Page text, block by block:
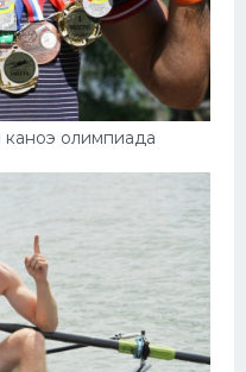
каноэ олимпиада